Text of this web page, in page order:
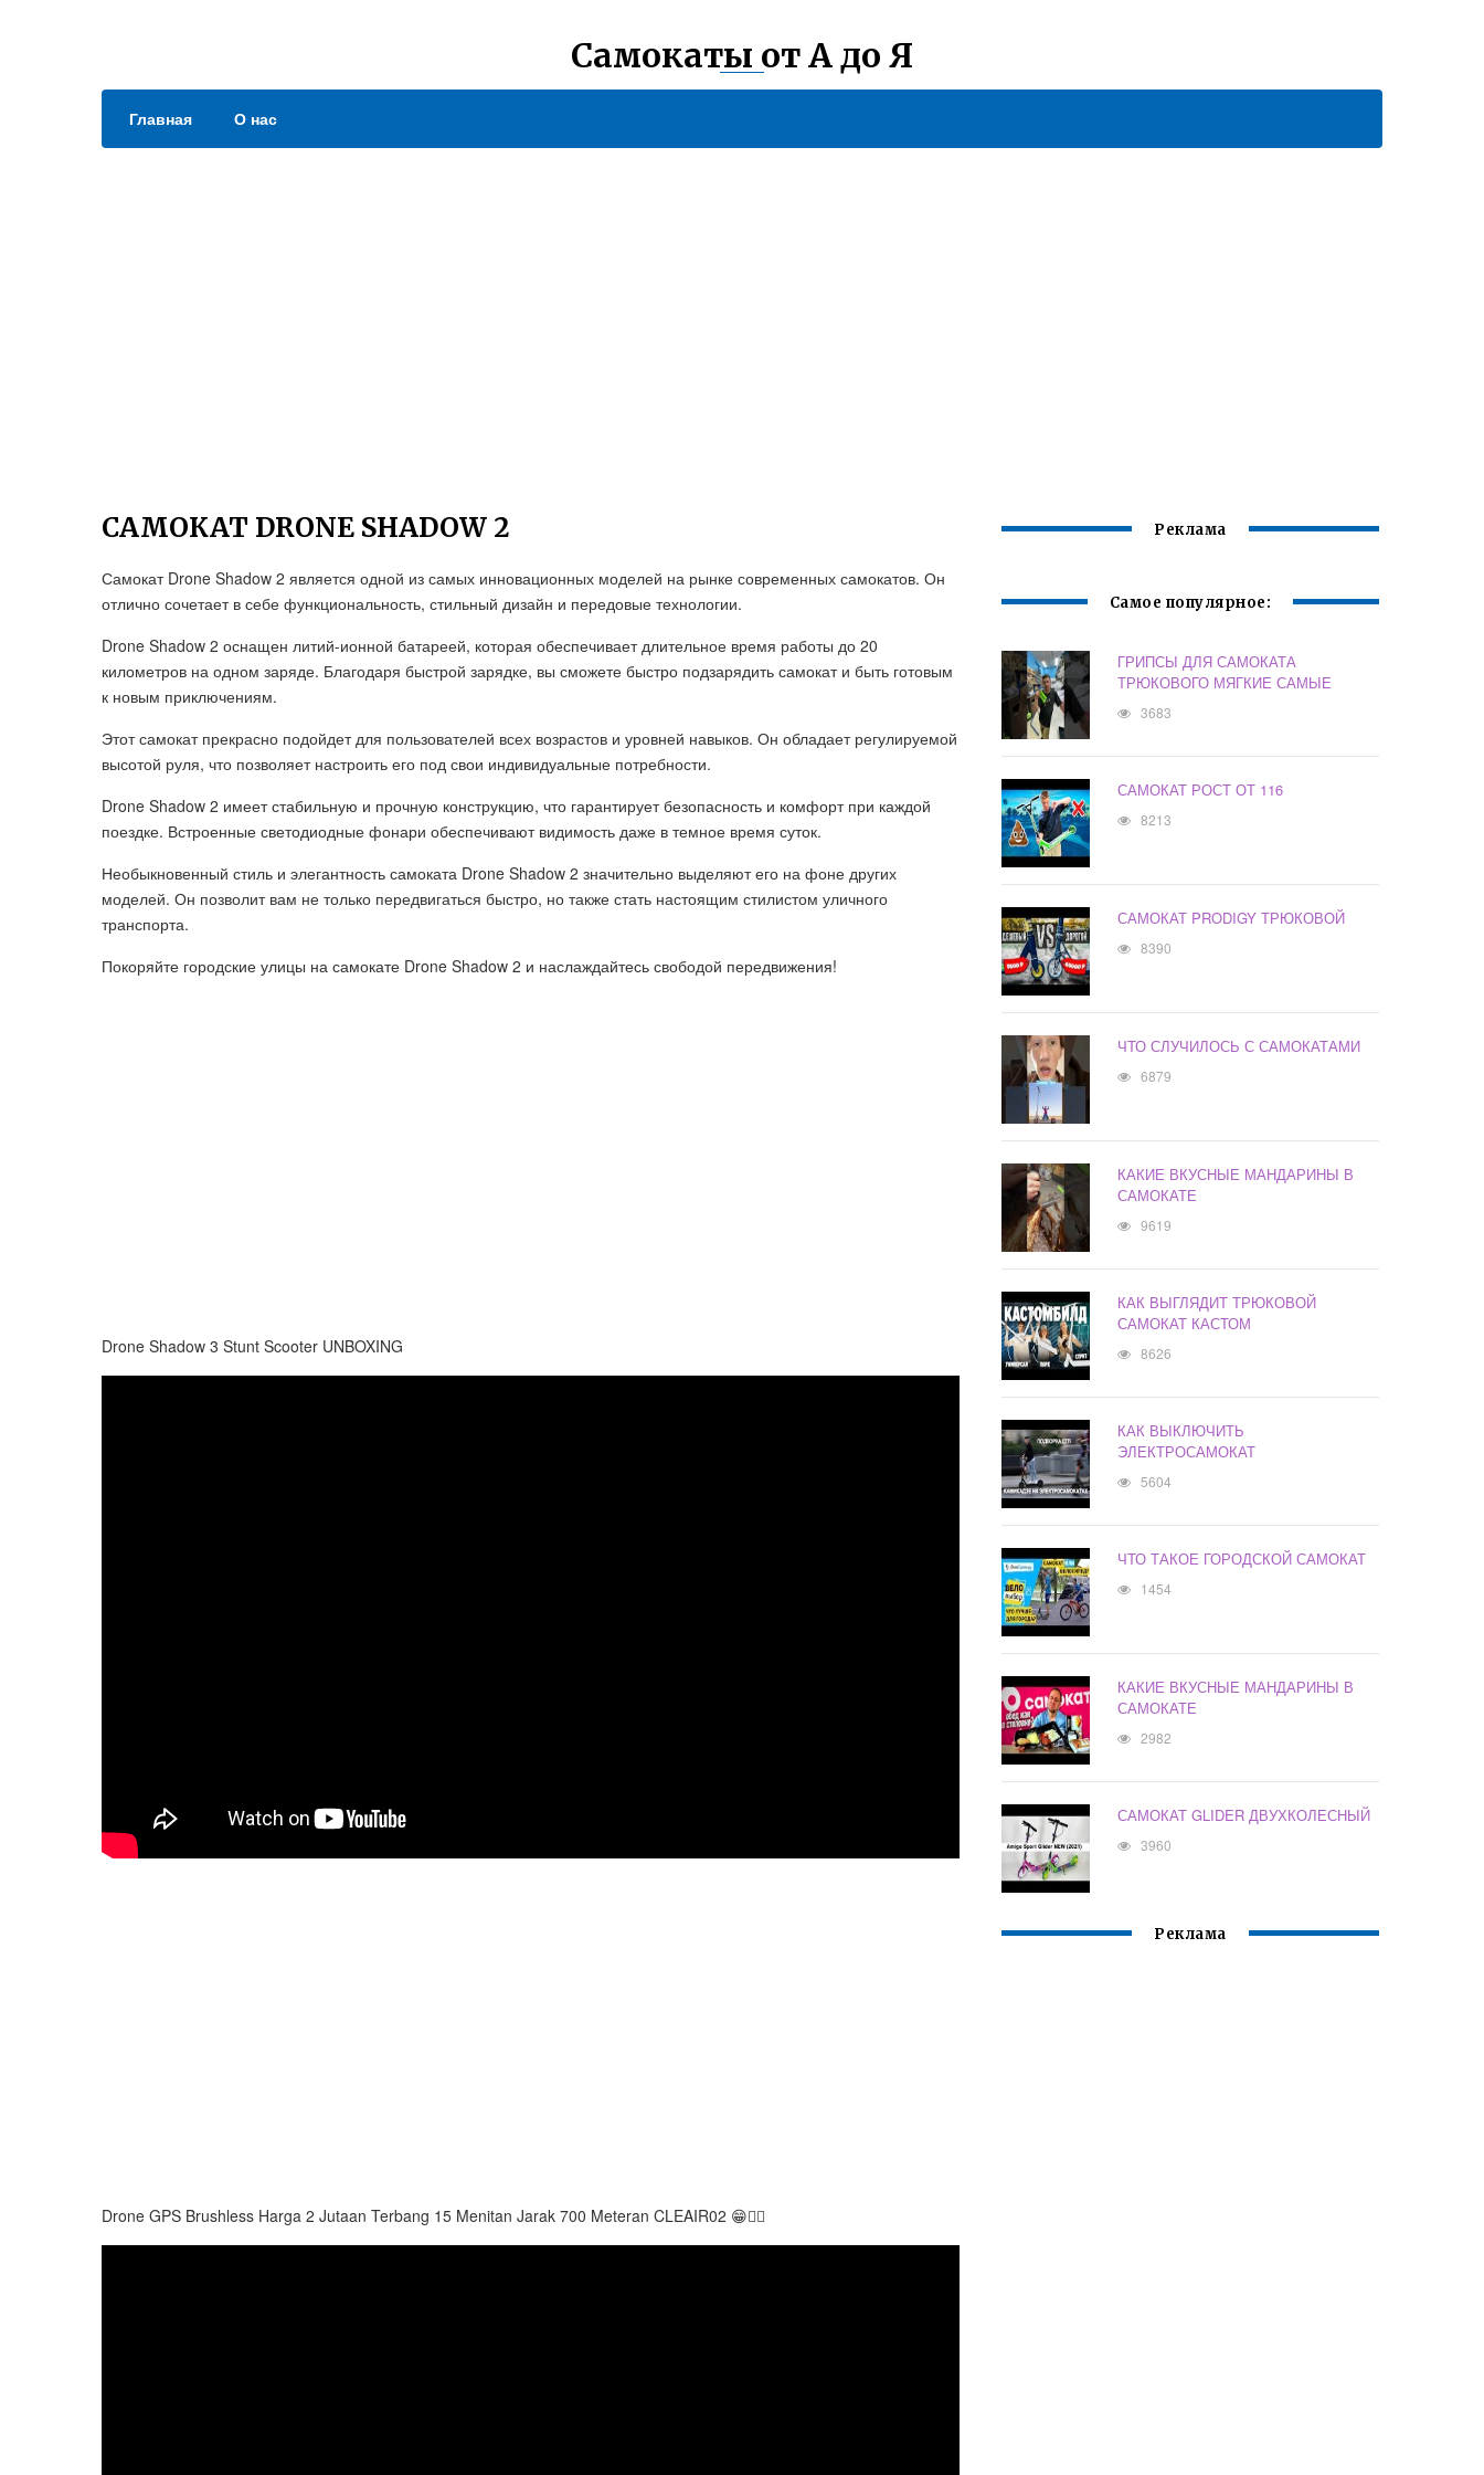
Самокаты от А до Я
Главная О нас
САМОКАТ DRONE SHADOW 2
Самокат Drone Shadow 2 является одной из самых инновационных моделей на рынке современных самокатов. Он
отлично сочетает в себе функциональность, стильный дизайн и передовые технологии.
Drone Shadow 2 оснащен литий-ионной батареей, которая обеспечивает длительное время работы до 20
километров на одном заряде. Благодаря быстрой зарядке, вы сможете быстро подзарядить самокат и быть готовым
к новым приключениям.
Этот самокат прекрасно подойдет для пользователей всех возрастов и уровней навыков. Он обладает регулируемой
высотой руля, что позволяет настроить его под свои индивидуальные потребности.
Drone Shadow 2 имеет стабильную и прочную конструкцию, что гарантирует безопасность и комфорт при каждой
поездке. Встроенные светодиодные фонари обеспечивают видимость даже в темное время суток.
Необыкновенный стиль и элегантность самоката Drone Shadow 2 значительно выделяют его на фоне других
моделей. Он позволит вам не только передвигаться быстро, но также стать настоящим стилистом уличного
транспорта.
Покоряйте городские улицы на самокате Drone Shadow 2 и наслаждайтесь свободой передвижения!
Drone Shadow 3 Stunt Scooter UNBOXING
Drone GPS Brushless Harga 2 Jutaan Terbang 15 Menitan Jarak 700 Meteran CLEAIR02 😁👍🏻
Реклама
Самое популярное:
ГРИПСЫ ДЛЯ САМОКАТА
ТРЮКОВОГО МЯГКИЕ САМЫЕ
3683
САМОКАТ РОСТ ОТ 116
8213
САМОКАТ PRODIGY ТРЮКОВОЙ
8390
ЧТО СЛУЧИЛОСЬ С САМОКАТАМИ
6879
КАКИЕ ВКУСНЫЕ МАНДАРИНЫ В
САМОКАТЕ
9619
КАК ВЫГЛЯДИТ ТРЮКОВОЙ
САМОКАТ КАСТОМ
8626
КАК ВЫКЛЮЧИТЬ
ЭЛЕКТРОСАМОКАТ
5604
ЧТО ТАКОЕ ГОРОДСКОЙ САМОКАТ
1454
КАКИЕ ВКУСНЫЕ МАНДАРИНЫ В
САМОКАТЕ
2982
САМОКАТ GLIDER ДВУХКОЛЕСНЫЙ
3960
Реклама